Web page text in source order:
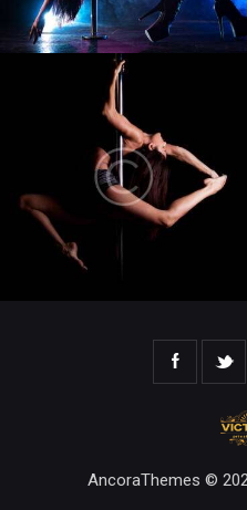
AncoraThemes ©